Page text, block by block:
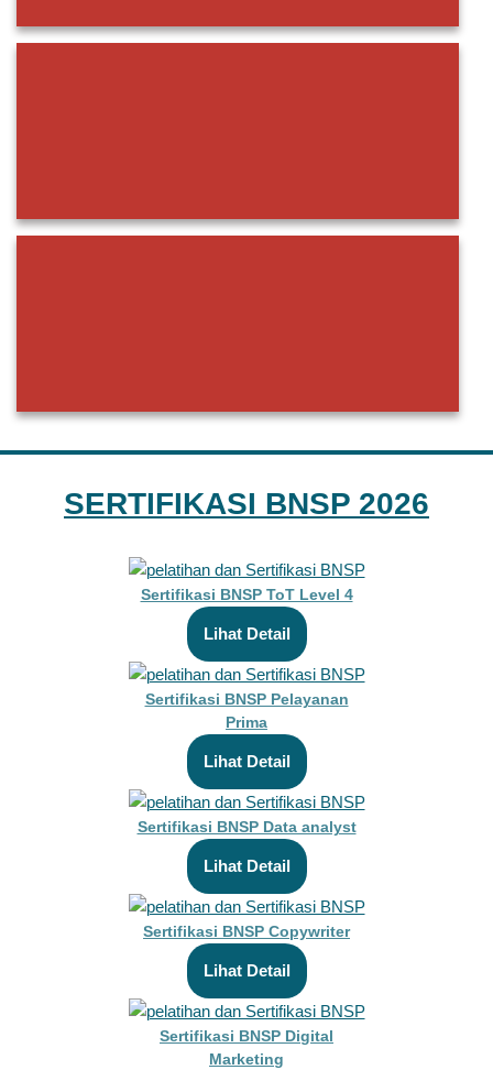
SERTIFIKASI BNSP 2026
Sertifikasi BNSP ToT Level 4
Lihat Detail
Sertifikasi BNSP Pelayanan
Prima
Lihat Detail
Sertifikasi BNSP Data analyst
Lihat Detail
Sertifikasi BNSP Copywriter
Lihat Detail
Sertifikasi BNSP Digital
Marketing